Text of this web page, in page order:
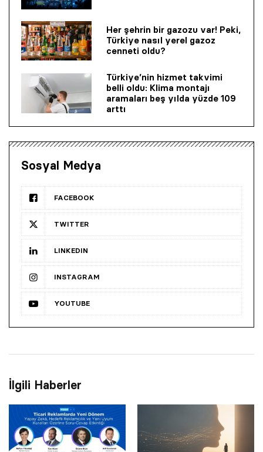
Her şehrin bir gazozu var! Peki,
Türkiye nasıl yerel gazoz
cenneti oldu?
Türkiye’nin hizmet takvimi
belli oldu: Klima montajı
aramaları beş yılda yüzde 109
arttı
Sosyal Medya
FACEBOOK
TWITTER
LINKEDIN
INSTAGRAM
YOUTUBE
İlgili Haberler